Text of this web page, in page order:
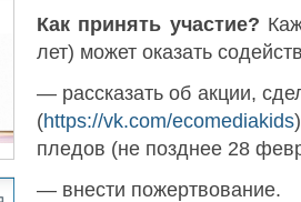
Как принять участие?
лет) может оказать
— рассказать об акции,
(https://vk.com/ecomediakids
пледов (не позднее 28
— внести пожертвование.